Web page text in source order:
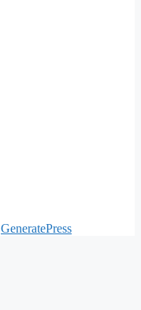
GeneratePress